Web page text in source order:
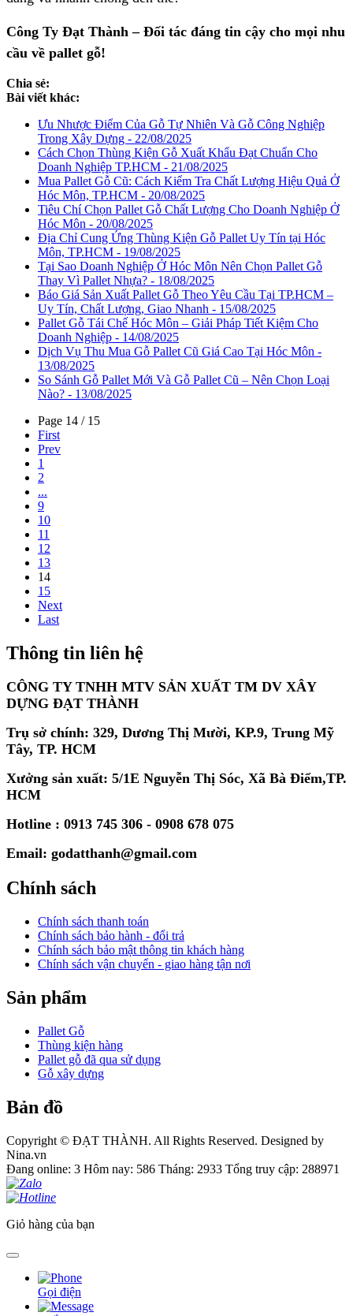
Công Ty Đạt Thành – Đối tác đáng tin cậy cho mọi nhu
cầu về pallet gỗ!
Chia sẻ:
Bài viết khác:
Ưu Nhược Điểm Của Gỗ Tự Nhiên Và Gỗ Công Nghiệp
Trong Xây Dựng - 22/08/2025
Cách Chọn Thùng Kiện Gỗ Xuất Khẩu Đạt Chuẩn Cho
Doanh Nghiệp TP.HCM - 21/08/2025
Mua Pallet Gỗ Cũ: Cách Kiểm Tra Chất Lượng Hiệu Quả Ở
Hóc Môn, TP.HCM - 20/08/2025
Tiêu Chí Chọn Pallet Gỗ Chất Lượng Cho Doanh Nghiệp Ở
Hóc Môn - 20/08/2025
Địa Chỉ Cung Ứng Thùng Kiện Gỗ Pallet Uy Tín tại Hóc
Môn, TP.HCM - 19/08/2025
Tại Sao Doanh Nghiệp Ở Hóc Môn Nên Chọn Pallet Gỗ
Thay Vì Pallet Nhựa? - 18/08/2025
Báo Giá Sản Xuất Pallet Gỗ Theo Yêu Cầu Tại TP.HCM –
Uy Tín, Chất Lượng, Giao Nhanh - 15/08/2025
Pallet Gỗ Tái Chế Hóc Môn – Giải Pháp Tiết Kiệm Cho
Doanh Nghiệp - 14/08/2025
Dịch Vụ Thu Mua Gỗ Pallet Cũ Giá Cao Tại Hóc Môn -
13/08/2025
So Sánh Gỗ Pallet Mới Và Gỗ Pallet Cũ – Nên Chọn Loại
Nào? - 13/08/2025
Page 14 / 15
First
Prev
1
2
...
9
10
11
12
13
14
15
Next
Last
Thông tin liên hệ
CÔNG TY TNHH MTV SẢN XUẤT TM DV XÂY
DỰNG ĐẠT THÀNH
Trụ sở chính: 329, Dương Thị Mười, KP.9, Trung Mỹ
Tây, TP. HCM
Xưởng sản xuất: 5/1E Nguyễn Thị Sóc, Xã Bà Điểm,TP.
HCM
Hotline : 0913 745 306 - 0908 678 075
Email: godatthanh@gmail.com
Chính sách
Chính sách thanh toán
Chính sách bảo hành - đổi trả
Chính sách bảo mật thông tin khách hàng
Chính sách vận chuyển - giao hàng tận nơi
Sản phẩm
Pallet Gỗ
Thùng kiện hàng
Pallet gỗ đã qua sử dụng
Gỗ xây dựng
Bản đồ
Copyright © ĐẠT THÀNH. All Rights Reserved. Designed by
Nina.vn
Đang online: 3 Hôm nay: 586 Tháng: 2933 Tổng truy cập: 288971
Giỏ hàng của bạn
Gọi điện